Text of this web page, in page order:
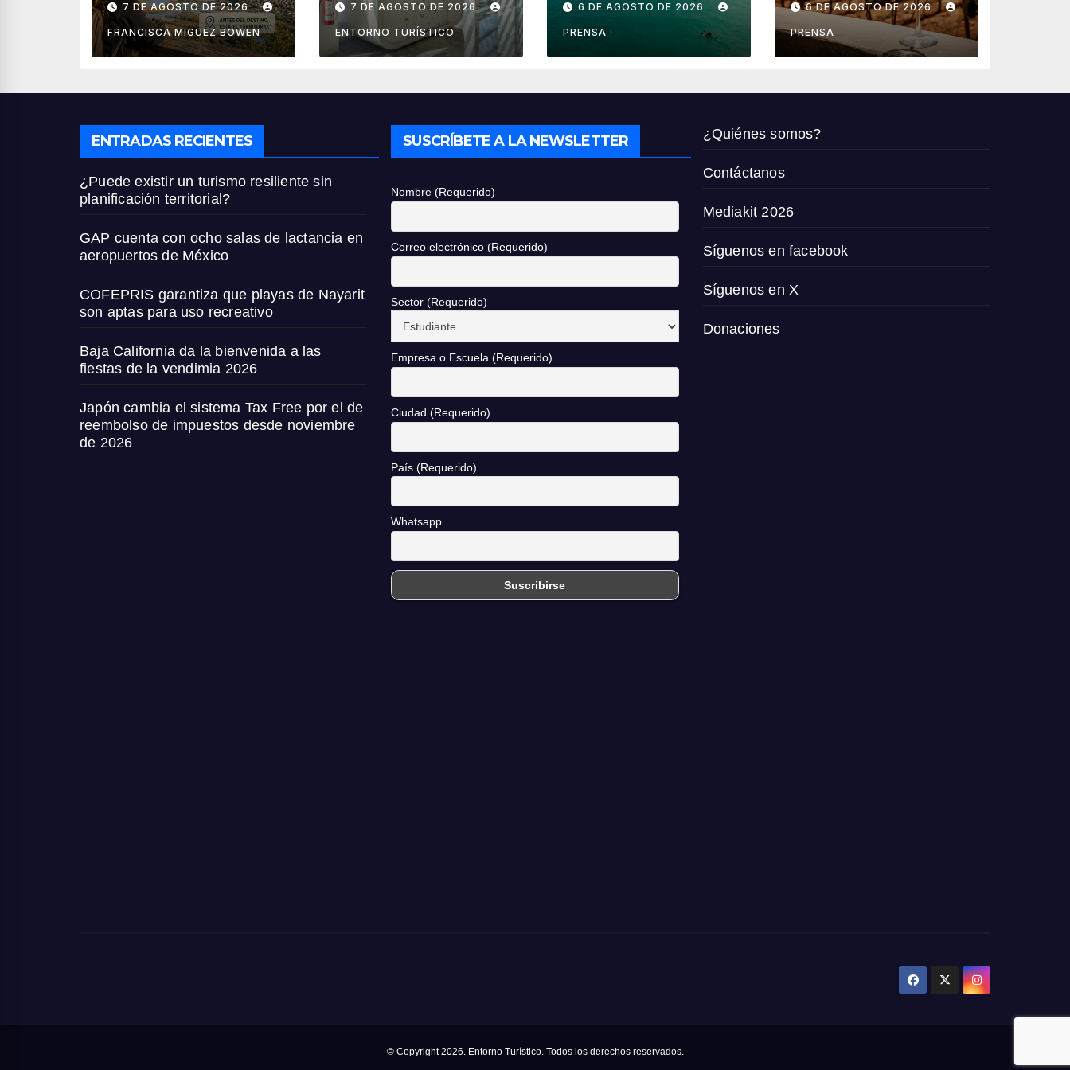
territorial?
7 DE AGOSTO DE 2026
FRANCISCA MIGUEZ BOWEN
aeropuertos de
México
7 DE AGOSTO DE 2026
ENTORNO TURÍSTICO
son aptas para
uso recreativo
6 DE AGOSTO DE 2026
PRENSA
vendimia 2026
6 DE AGOSTO DE 2026
PRENSA
ENTRADAS RECIENTES
¿Puede existir un turismo resiliente sin
planificación territorial?
GAP cuenta con ocho salas de lactancia en
aeropuertos de México
COFEPRIS garantiza que playas de Nayarit
son aptas para uso recreativo
Baja California da la bienvenida a las
fiestas de la vendimia 2026
Japón cambia el sistema Tax Free por el de
reembolso de impuestos desde noviembre
de 2026
SUSCRÍBETE A LA NEWSLETTER
Nombre (Requerido)
Correo electrónico (Requerido)
Sector (Requerido)
Empresa o Escuela (Requerido)
Ciudad (Requerido)
País (Requerido)
Whatsapp
¿Quiénes somos?
Contáctanos
Mediakit 2026
Síguenos en facebook
Síguenos en X
Donaciones